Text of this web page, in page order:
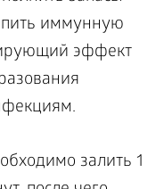
иммунную
эффект
залить 1